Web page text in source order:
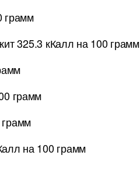
грамм
325.3 кКалл на 100 грамм
грамм
на 100 грамм